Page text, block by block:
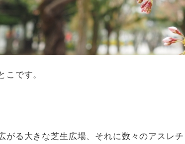
こです。
がる大きな芝生広場、それに数々のアスレ